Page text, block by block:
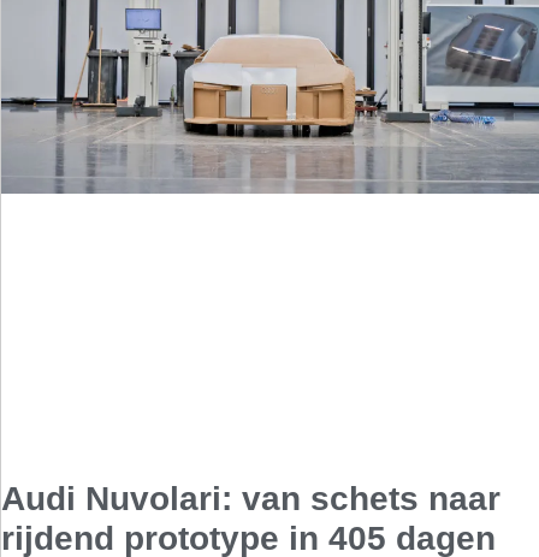
Audi Nuvolari: van schets naar
rijdend prototype in 405 dagen